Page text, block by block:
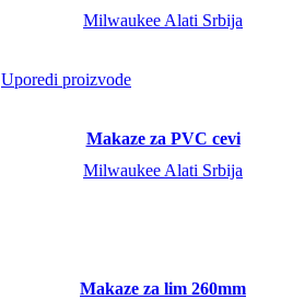
Milwaukee Alati Srbija
Uporedi proizvode
Makaze za PVC cevi
Milwaukee Alati Srbija
Makaze za lim 260mm